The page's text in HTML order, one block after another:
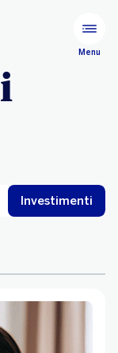
Menu
Investimenti